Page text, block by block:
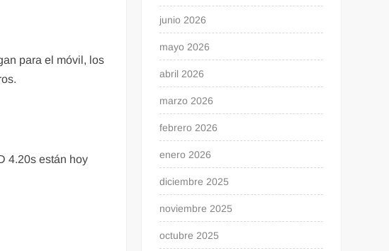
para el móvil, los
4.20s están hoy
junio 2026
mayo 2026
abril 2026
marzo 2026
febrero 2026
enero 2026
diciembre 2025
noviembre 2025
octubre 2025